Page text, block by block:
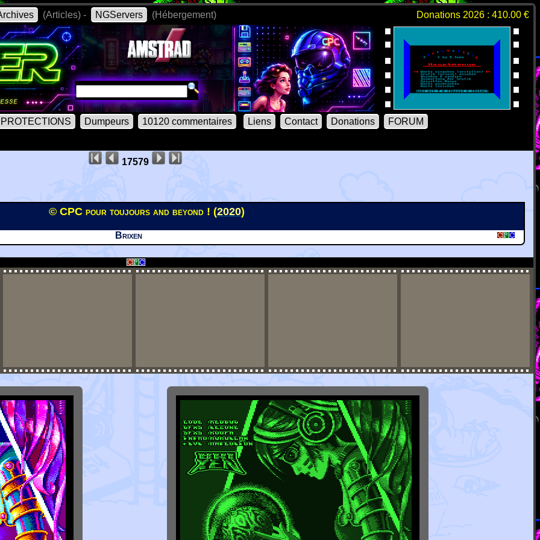
(Articles) - NGServers (Hébergement) Donations 2026 : 410.00 €
PROTECTIONS Dumpeurs 10120 commentaires Liens Contact Donations FORUM
17579
© CPC pour toujours and beyond ! (2020)
Brixen